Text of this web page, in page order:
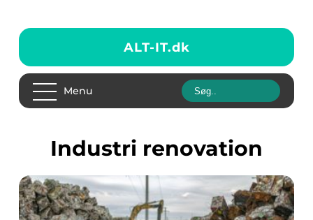
ALT-IT.dk
Menu
industri renovation